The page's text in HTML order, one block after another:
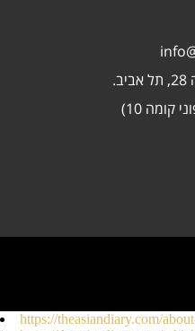
קומה 10)
https://theasiandiary.com/